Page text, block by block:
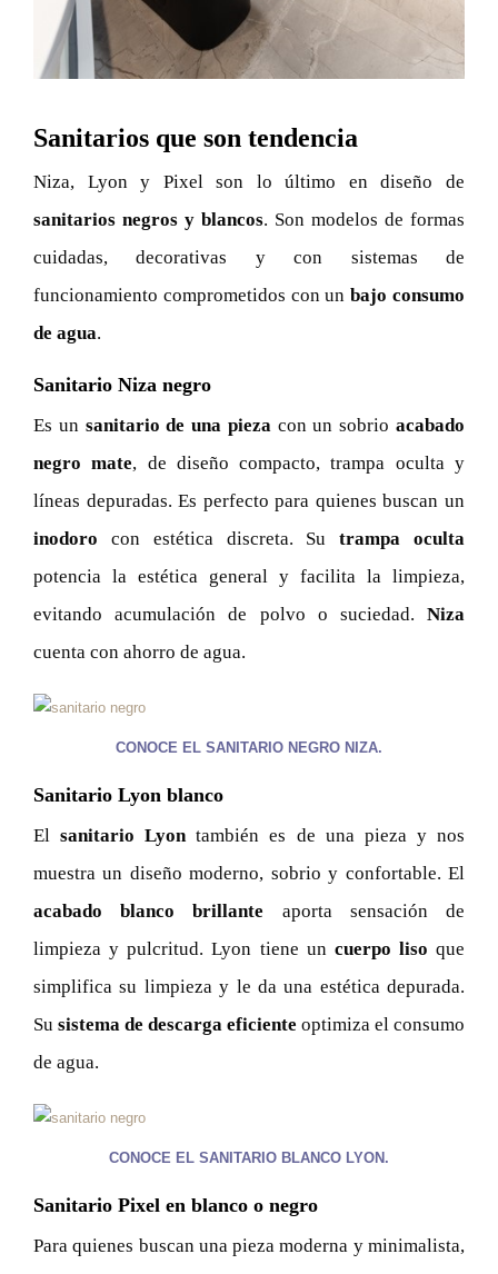
Sanitarios que son tendencia
Niza, Lyon y Pixel son lo último en diseño de
sanitarios negros y blancos. Son modelos de formas
cuidadas, decorativas y con sistemas de
funcionamiento comprometidos con unbajo consumo
de agua.
Sanitario Niza negro
Es un sanitario de una pieza con un sobrioacabado
negro mate, de diseño compacto, trampa oculta y
líneas depuradas. Es perfecto para quienes buscan un
inodoro con estética discreta. Sutrampa oculta
potencia la estética general y facilita la limpieza,
evitando acumulación de polvo o suciedad. Niza
cuenta con ahorro de agua.
CONOCE EL SANITARIO NEGRO NIZA.
Sanitario Lyon blanco
Elsanitario Lyon también es de una pieza y nos
muestra un diseño moderno, sobrio y confortable. El
acabado blanco brillante aporta sensación de
limpieza y pulcritud. Lyon tiene un cuerpo liso que
simplifica su limpieza y le da una estética depurada.
Su sistema de descarga eficiente optimiza el consumo
de agua.
CONOCE EL SANITARIO BLANCO LYON.
Sanitario Pixel en blanco o negro
Para quienes buscan una pieza moderna y minimalista,